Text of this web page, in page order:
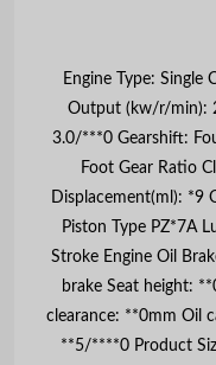
Engine Type: Single
Output (kw/r/min):
3.0/***0 Gearshift:
Foot Gear Ratio
Displacement(ml): *9
Piston Type PZ*7A
Stroke Engine Oil
brake Seat height:
clearance: **0mm Oil
**5/****0 Product